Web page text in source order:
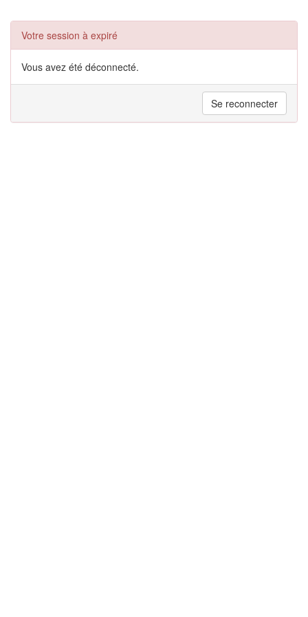
Votre session à expiré
Vous avez été déconnecté.
Se reconnecter